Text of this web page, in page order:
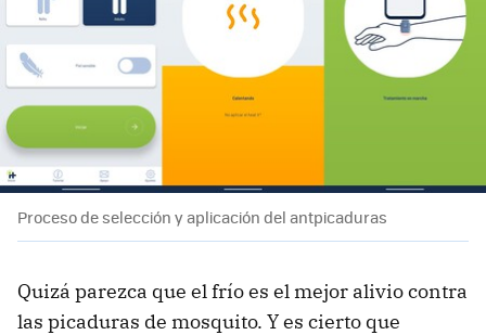
Proceso de selección y aplicación del antpicaduras
Quizá parezca que el frío es el mejor alivio contra
las picaduras de mosquito. Y es cierto que